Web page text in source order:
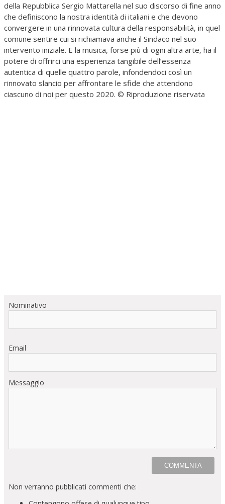
della Repubblica Sergio Mattarella nel suo discorso di fine anno
che definiscono la nostra identità di italiani e che devono
convergere in una rinnovata cultura della responsabilità, in quel
comune sentire cui si richiamava anche il Sindaco nel suo
intervento iniziale. E la musica, forse più di ogni altra arte, ha il
potere di offrirci una esperienza tangibile dell’essenza
autentica di quelle quattro parole, infondendoci così un
rinnovato slancio per affrontare le sfide che attendono
ciascuno di noi per questo 2020. © Riproduzione riservata
Nominativo
Email
Messaggio
Non verranno pubblicati commenti che: